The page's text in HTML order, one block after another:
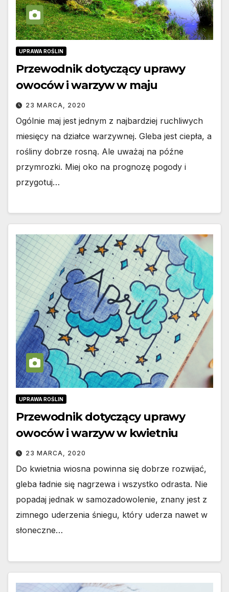
UPRAWA ROŚLIN
Przewodnik dotyczący uprawy
owoców i warzyw w maju
23 MARCA, 2020
Ogólnie maj jest jednym z najbardziej ruchliwych
miesięcy na działce warzywnej. Gleba jest ciepła, a
rośliny dobrze rosną. Ale uważaj na późne
przymrozki. Miej oko na prognozę pogody i
przygotuj…
UPRAWA ROŚLIN
Przewodnik dotyczący uprawy
owoców i warzyw w kwietniu
23 MARCA, 2020
Do kwietnia wiosna powinna się dobrze rozwijać,
gleba ładnie się nagrzewa i wszystko odrasta. Nie
popadaj jednak w samozadowolenie, znany jest z
zimnego uderzenia śniegu, który uderza nawet w
słoneczne…